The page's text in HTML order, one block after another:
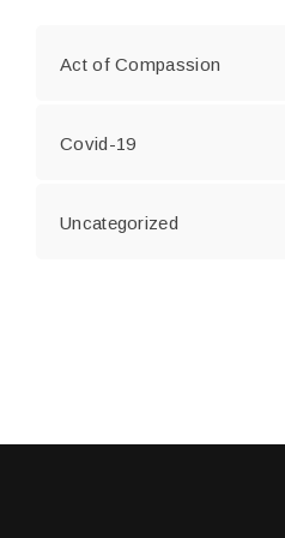
Act of Compassion
Covid-19
Uncategorized